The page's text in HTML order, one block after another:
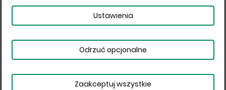
Copyright © 2026 BOŚ | BOSSA.PL
Warunki korzystania
Dane osobowe
Ustawienia
Odrzuć opcjonalne
Zaakceptuj wszystkie